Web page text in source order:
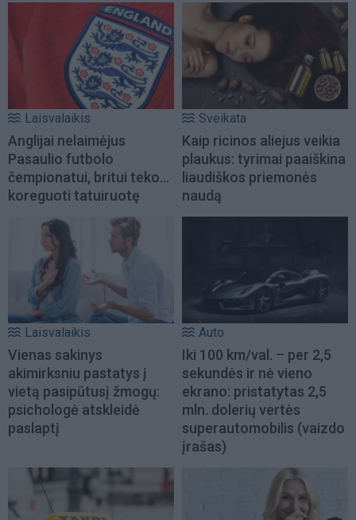
Laisvalaikis
Anglijai nelaimėjus
Pasaulio futbolo
čempionatui, britui teko...
koreguoti tatuiruotę
Sveikata
Kaip ricinos aliejus veikia
plaukus: tyrimai paaiškina
liaudiškos priemonės
naudą
Laisvalaikis
Vienas sakinys
akimirksniu pastatys į
vietą pasipūtusį žmogų:
psichologė atskleidė
paslaptį
Auto
Iki 100 km/val. – per 2,5
sekundės ir nė vieno
ekrano: pristatytas 2,5
mln. dolerių vertės
superautomobilis (vaizdo
įrašas)